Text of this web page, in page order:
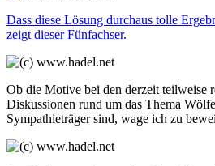
Dass diese Lösung durchaus tolle
zeigt dieser Fünfachser.
Ob die Motive bei den derzeit teilweise
Diskussionen rund um das Thema
Sympathieträger sind, wage ich zu